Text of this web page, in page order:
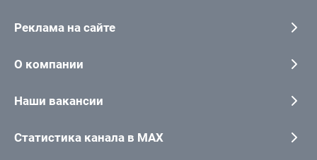
Реклама на сайте
О компании
Наши вакансии
Статистика канала в MAX